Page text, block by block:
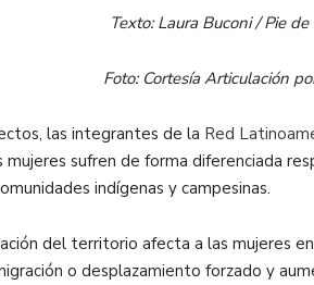
Texto: Laura Buconi / Pie de
Foto: Cortesía Articulación
las integrantes de la Red
sufren de forma diferenciada
indígenas y campesinas.
del territorio afecta a las mujeres
o desplazamiento forzado y